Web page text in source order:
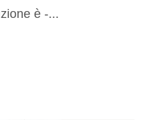
è -...